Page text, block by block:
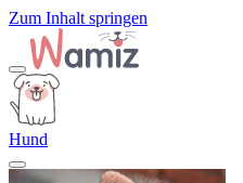
Zum Inhalt springen
Hund